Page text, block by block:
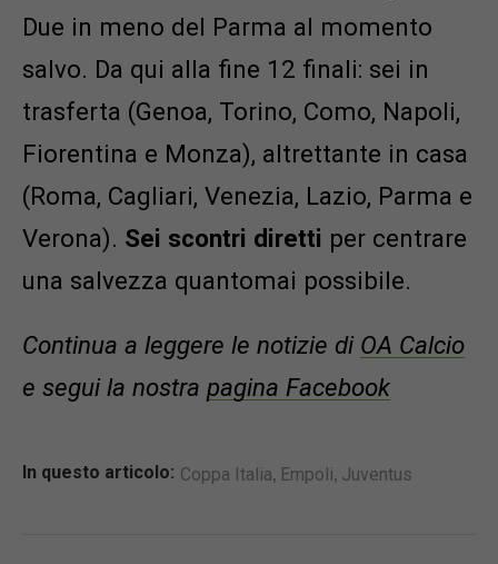
Due in meno del Parma al momento
salvo. Da qui alla fine 12 finali: sei in
trasferta (Genoa, Torino, Como, Napoli,
Fiorentina e Monza), altrettante in casa
(Roma, Cagliari, Venezia, Lazio, Parma e
Verona). Sei scontri diretti per centrare
una salvezza quantomai possibile.
Continua a leggere le notizie di OA Calcio
e segui la nostra pagina Facebook
In questo articolo: Coppa Italia, Empoli, Juventus